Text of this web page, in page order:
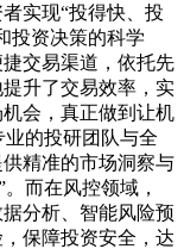
实现“投得快、投
投资决策的科学
交易渠道，依托先
升了交易效率，实
会，真正做到让机
业的投研团队与全
精准的市场洞察与
而在风控领域，
分析、智能风险预
保障投资安全，达